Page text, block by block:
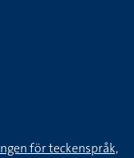
för teckenspråk,